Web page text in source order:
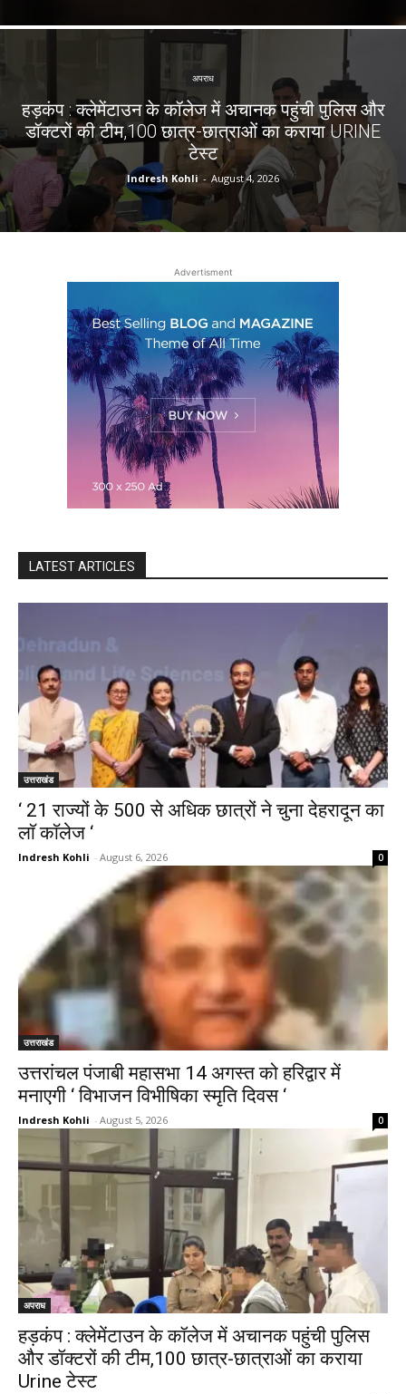
अपराध
हड़कंप : क्लेमेंटाउन के कॉलेज में अचानक पहुंची पुलिस और
डॉक्टरों की टीम,100 छात्र-छात्राओं का कराया URINE
टेस्ट
Indresh Kohli - August 4, 2026
Advertisment
LATEST ARTICLES
उत्तराखंड
‘ 21 राज्यों के 500 से अधिक छात्रों ने चुना देहरादून का
लाॅ काॅलेज ‘
Indresh Kohli - August 6, 2026 0
उत्तराखंड
उत्तरांचल पंजाबी महासभा 14 अगस्त को हरिद्वार में
मनाएगी ‘ विभाजन विभीषिका स्मृति दिवस ‘
Indresh Kohli - August 5, 2026 0
अपराध
हड़कंप : क्लेमेंटाउन के कॉलेज में अचानक पहुंची पुलिस
और डॉक्टरों की टीम,100 छात्र-छात्राओं का कराया
Urine टेस्ट